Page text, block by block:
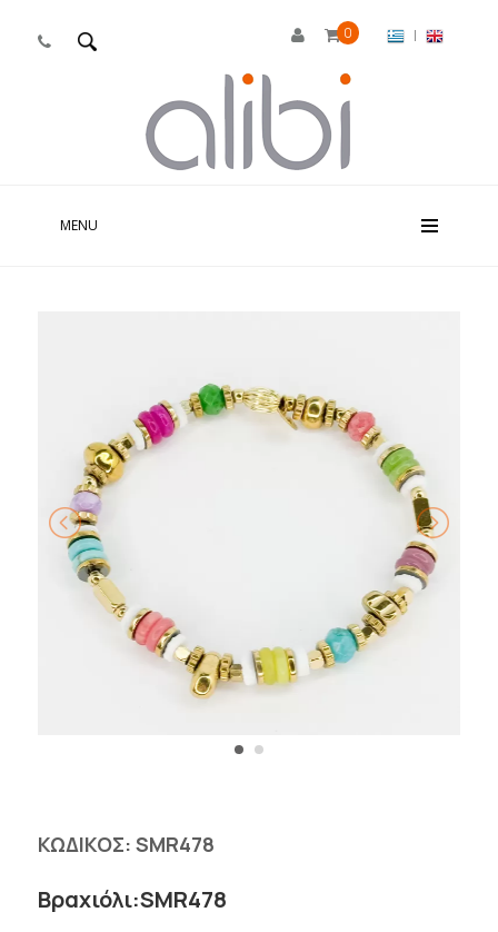
 0 |
MENU
ΚΩΔΙΚΟΣ: SMR478
Βραχιόλι:SMR478